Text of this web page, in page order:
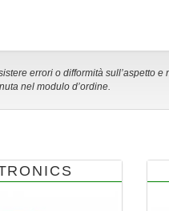
errori o difformità sull’aspetto
nel modulo d’ordine.